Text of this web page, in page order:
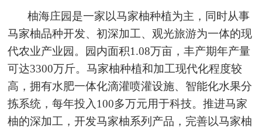
柚海庄园是一家以马家柚种植为主，同时从事
马家柚品种开发、初深加工、观光旅游为一体的现
代农业产业园。园内面积1.08万亩，丰产期年产量
可达3300万斤。马家柚种植和加工现代化程度较
高，拥有水肥一体化滴灌喷灌设施、智能化水果分
拣系统，每年投入100多万元用于科技。推进马家
柚的深加工，开发马家柚系列产品，完善以马家柚